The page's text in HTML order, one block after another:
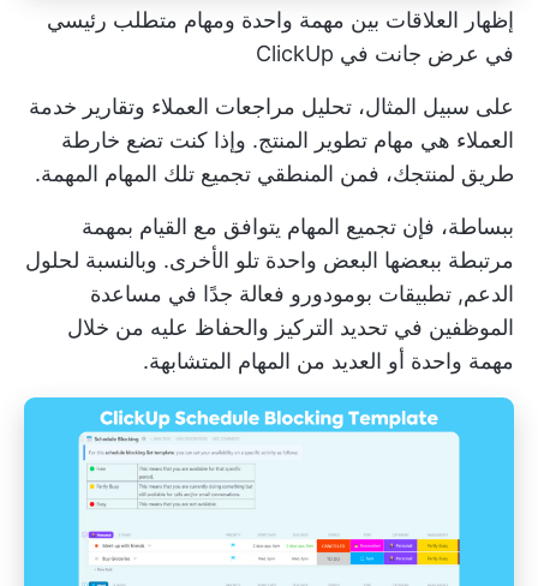
إظهار العلاقات بين مهمة واحدة ومهام متطلب رئيسي
في عرض جانت في ClickUp
على سبيل المثال، تحليل مراجعات العملاء وتقارير خدمة
العملاء هي مهام تطوير المنتج. وإذا كنت تضع خارطة
طريق لمنتجك، فمن المنطقي تجميع تلك المهام المهمة.
ببساطة، فإن تجميع المهام يتوافق مع القيام بمهمة
مرتبطة ببعضها البعض واحدة تلو الأخرى. وبالنسبة لحلول
الدعم, تطبيقات بومودورو فعالة جدًا في مساعدة
الموظفين في تحديد التركيز والحفاظ عليه من خلال
مهمة واحدة أو العديد من المهام المتشابهة.